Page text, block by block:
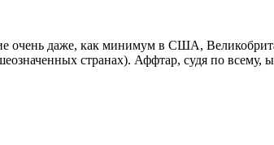
очень даже, как минимум в США,
странах). Аффтар, судя по всему,